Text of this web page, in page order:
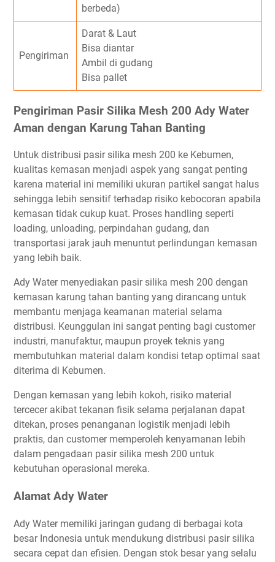
berbeda)
Pengiriman
Darat & Laut
Bisa diantar
Ambil di gudang
Bisa pallet
Pengiriman Pasir Silika Mesh 200 Ady Water
Aman dengan Karung Tahan Banting
Untuk distribusi pasir silika mesh 200 ke Kebumen,
kualitas kemasan menjadi aspek yang sangat penting
karena material ini memiliki ukuran partikel sangat halus
sehingga lebih sensitif terhadap risiko kebocoran apabila
kemasan tidak cukup kuat. Proses handling seperti
loading, unloading, perpindahan gudang, dan
transportasi jarak jauh menuntut perlindungan kemasan
yang lebih baik.
Ady Water menyediakan pasir silika mesh 200 dengan
kemasan karung tahan banting yang dirancang untuk
membantu menjaga keamanan material selama
distribusi. Keunggulan ini sangat penting bagi customer
industri, manufaktur, maupun proyek teknis yang
membutuhkan material dalam kondisi tetap optimal saat
diterima di Kebumen.
Dengan kemasan yang lebih kokoh, risiko material
tercecer akibat tekanan fisik selama perjalanan dapat
ditekan, proses penanganan logistik menjadi lebih
praktis, dan customer memperoleh kenyamanan lebih
dalam pengadaan pasir silika mesh 200 untuk
kebutuhan operasional mereka.
Alamat Ady Water
Ady Water memiliki jaringan gudang di berbagai kota
besar Indonesia untuk mendukung distribusi pasir silika
secara cepat dan efisien. Dengan stok besar yang selalu